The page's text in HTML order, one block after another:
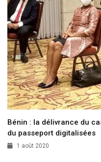
Bénin : la délivrance du
du passeport digitalisées
1 août 2020